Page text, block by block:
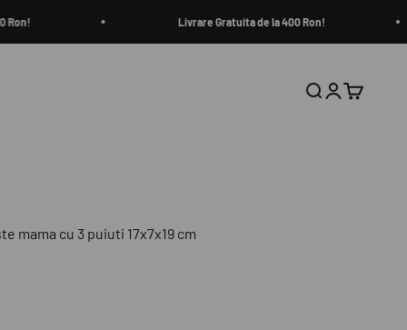
Livrare Gratuita de la 400 Ron!
Căutare
Autentificare
Coș
mama cu 3 puiuti 17x7x19 cm